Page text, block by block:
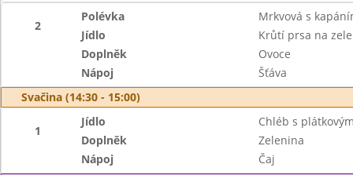
2
Polévka
Mrkvová s
Jídlo
Krůtí prsa na
Doplněk
Ovoce
Nápoj
Šťáva
Svačina (14:30 - 15:00)
1
Jídlo
Chléb s
Doplněk
Zelenina
Nápoj
Čaj